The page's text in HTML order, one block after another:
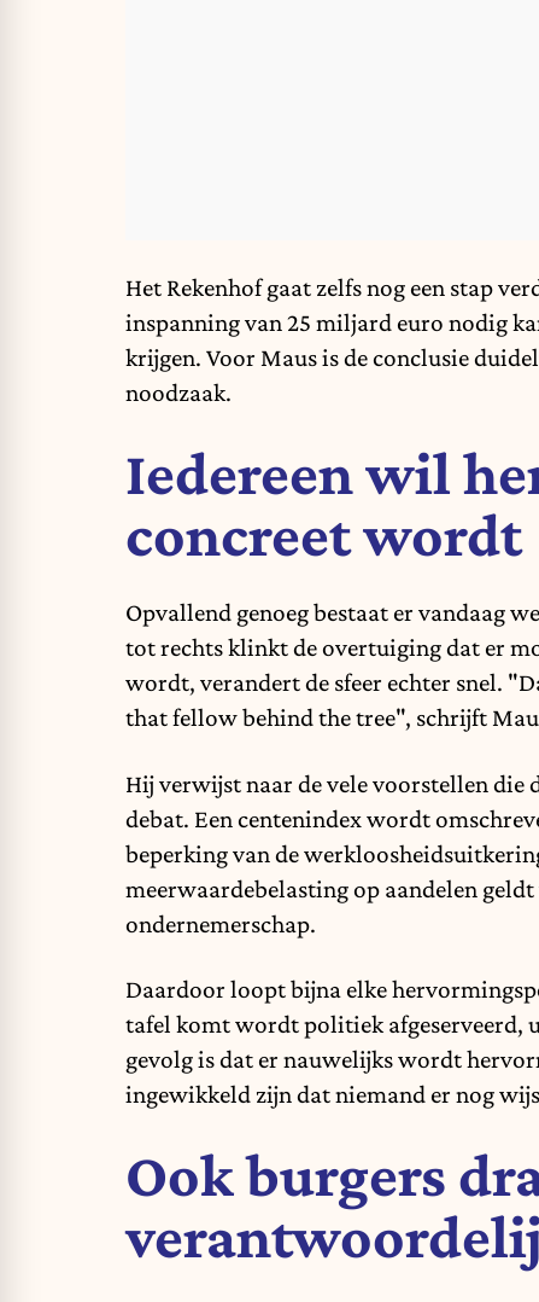
Het Rekenhof gaat zelfs nog een stap
inspanning van 25 miljard euro nodig
krijgen. Voor Maus is de conclusie
noodzaak.
Iedereen wil
concreet wordt
Opvallend genoeg bestaat er vandaag
tot rechts klinkt de overtuiging dat er
wordt, verandert de sfeer echter snel.
that fellow behind the tree", schrijft
Hij verwijst naar de vele voorstellen die
debat. Een centenindex wordt
beperking van de
meerwaardebelasting op aandelen
ondernemerschap.
Daardoor loopt bijna elke
tafel komt wordt politiek afgeserveerd,
gevolg is dat er nauwelijks wordt
ingewikkeld zijn dat niemand er nog
Ook burgers